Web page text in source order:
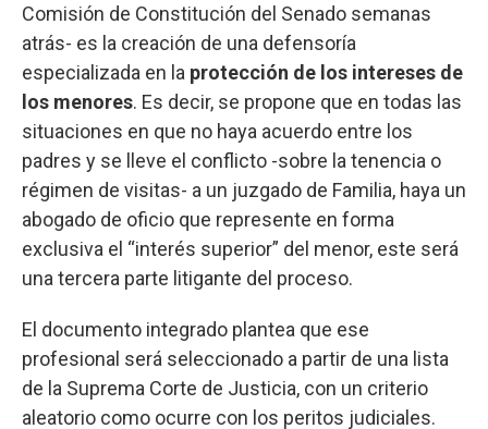
Comisión de Constitución del Senado semanas
atrás- es la creación de una defensoría
especializada en la protección de los intereses de
los menores. Es decir, se propone que en todas las
situaciones en que no haya acuerdo entre los
padres y se lleve el conflicto -sobre la tenencia o
régimen de visitas- a un juzgado de Familia, haya un
abogado de oficio que represente en forma
exclusiva el “interés superior” del menor, este será
una tercera parte litigante del proceso.
El documento integrado plantea que ese
profesional será seleccionado a partir de una lista
de la Suprema Corte de Justicia, con un criterio
aleatorio como ocurre con los peritos judiciales.